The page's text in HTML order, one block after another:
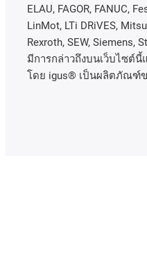
ELAU, FAGOR, FANUC,
LinMot, LTi DRiVES,
Rexroth, SEW,
มีการกล่าวถึงบนเว็บไซต์
โดย igus® เป็นผลิตภัณฑ์ข